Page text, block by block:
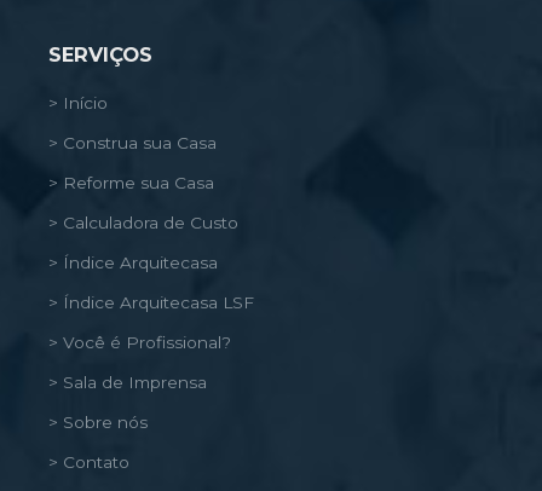
SERVIÇOS
> Início
> Construa sua Casa
> Reforme sua Casa
> Calculadora de Custo
> Índice Arquitecasa
> Índice Arquitecasa LSF
> Você é Profissional?
> Sala de Imprensa
> Sobre nós
> Contato